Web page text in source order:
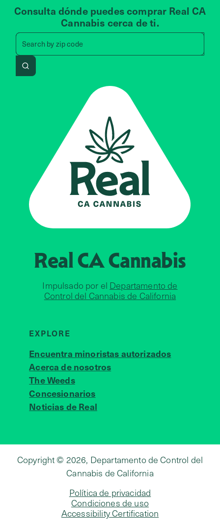
Consulta dónde puedes comprar Real CA
Cannabis cerca de ti.
Search byzip code
Search by zip code, address,
Search
Real CACannabis
Impulsado por el Departamento de
Control del Cannabis de California
EXPLORE
Encuentra minoristas autorizados
Acerca de nosotros
The Weeds
Concesionarios
Noticias de Real
Copyright © 2026, Departamento de Control del
Cannabis de California
Política de privacidad
Condiciones de uso
Accessibility Certification